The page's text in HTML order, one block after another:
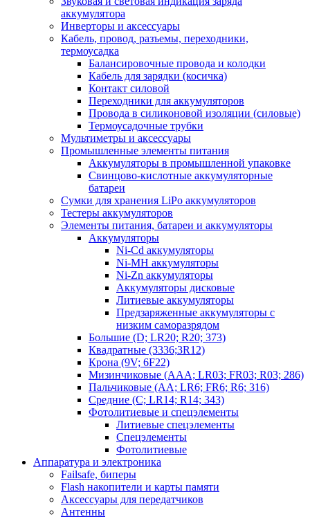
аккумулятора
Инверторы и аксессуары
Кабель, провод, разъемы, переходники,
термоусадка
Балансировочные провода и колодки
Кабель для зарядки (косичка)
Контакт силовой
Переходники для аккумуляторов
Провода в силиконовой изоляции (силовые)
Термоусадочные трубки
Мультиметры и аксессуары
Промышленные элементы питания
Аккумуляторы в промышленной упаковке
Свинцово-кислотные аккумуляторные
батареи
Сумки для хранения LiPo аккумуляторов
Тестеры аккумуляторов
Элементы питания, батареи и аккумуляторы
Аккумуляторы
Ni-Cd аккумуляторы
Ni-MH аккумуляторы
Ni-Zn аккумуляторы
Аккумуляторы дисковые
Литиевые аккумуляторы
Предзаряженные аккумуляторы с
низким саморазрядом
Большие (D; LR20; R20; 373)
Квадратные (3336;3R12)
Крона (9V; 6F22)
Мизинчиковые (AAA; LR03; FR03; R03; 286)
Пальчиковые (AA; LR6; FR6; R6; 316)
Средние (C; LR14; R14; 343)
Фотолитиевые и спецэлементы
Литиевые спецэлементы
Спецэлементы
Фотолитиевые
Аппаратура и электроника
Failsafe, биперы
Flash накопители и карты памяти
Аксессуары для передатчиков
Антенны